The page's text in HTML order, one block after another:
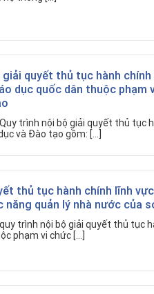
quyết thủ tục hành chính
dục quốc dân thuộc phạm
trình nội bộ giải quyết thủ tục
và Đào tạo gồm: […]
thủ tục hành chính lĩnh
quản lý nhà nước của
trình nội bộ giải quyết thủ tục
phạm vi chức […]